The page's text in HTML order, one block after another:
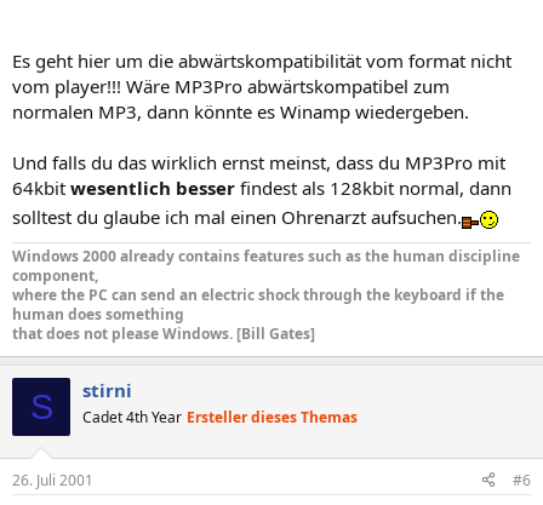
44khz mp3pro nur als 64kbit 22.05khz -datei, dementsprechend
hört sich das auch mistig an
Es geht hier um die abwärtskompatibilität vom format nicht
vom player!!! Wäre MP3Pro abwärtskompatibel zum
normalen MP3, dann könnte es Winamp wiedergeben.
Und falls du das wirklich ernst meinst, dass du MP3Pro mit
64kbit wesentlich besser findest als 128kbit normal, dann
solltest du glaube ich mal einen Ohrenarzt aufsuchen.
Windows 2000 already contains features such as the human discipline
component,
where the PC can send an electric shock through the keyboard if the
human does something
that does not please Windows. [Bill Gates]
S stirni
Cadet 4th Year Ersteller dieses Themas
26. Juli 2001 #6